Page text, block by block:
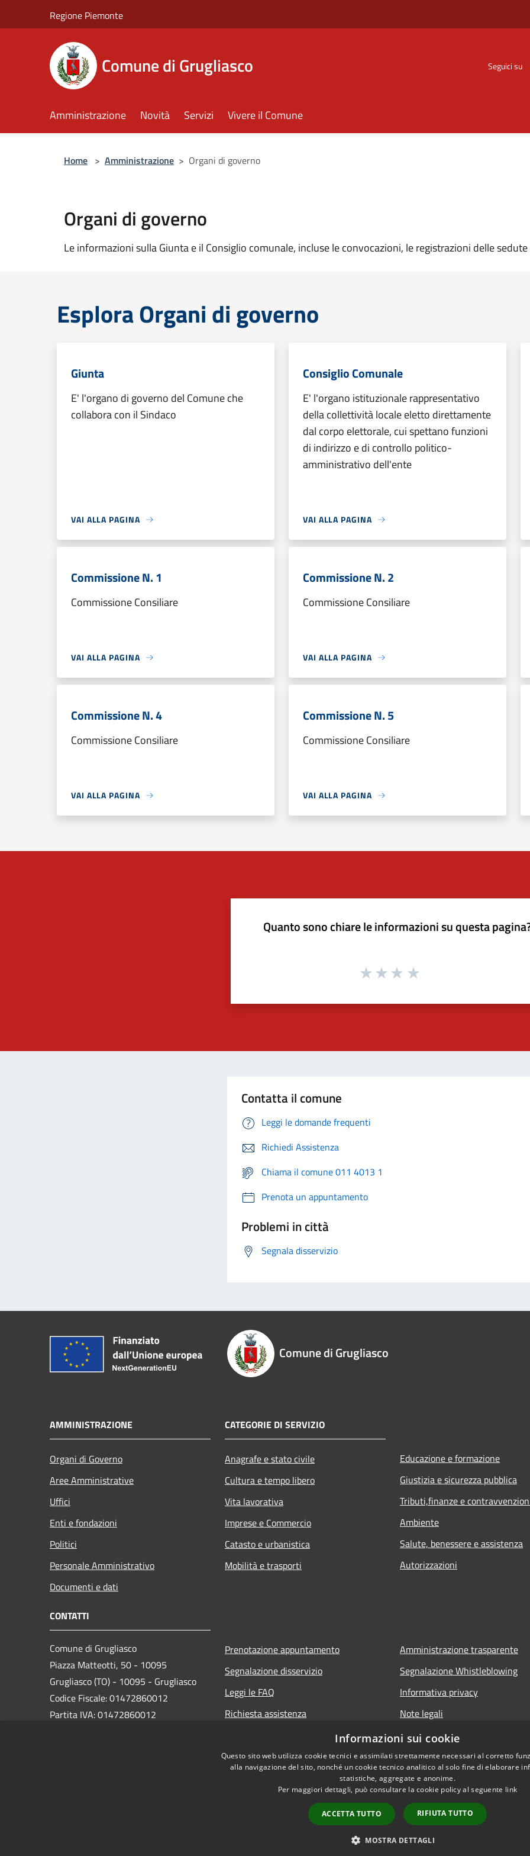
Regione Piemonte
Comune di Grugliasco Seguici su
Amministrazione Novità Servizi Vivere il Comune
Home > Amministrazione > Organi di governo
Organi di governo
Le informazioni sulla Giunta e il Consiglio comunale, incluse le convocazioni, le registrazioni delle
Esplora Organi di governo
Giunta
E' l'organo di governo del Comune che
collabora con il Sindaco
VAI ALLA PAGINA
Consiglio Comunale
E' l'organo istituzionale rappresentativo
della collettività locale eletto direttamente
dal corpo elettorale, cui spettano funzioni
di indirizzo e di controllo politico-
amministrativo dell'ente
VAI ALLA PAGINA
Commissione N. 1
Commissione Consiliare
VAI ALLA PAGINA
Commissione N. 2
Commissione Consiliare
VAI ALLA PAGINA
Commissione N. 4
Commissione Consiliare
VAI ALLA PAGINA
Commissione N. 5
Commissione Consiliare
VAI ALLA PAGINA
Quanto sono chiare le informazioni su questa
Contatta il comune
Leggi le domande frequenti
Richiedi Assistenza
Chiama il comune 011 4013 1
Prenota un appuntamento
Problemi in città
Segnala disservizio
Comune di Grugliasco
AMMINISTRAZIONE
Organi di Governo
Aree Amministrative
Uffici
Enti e fondazioni
Politici
Personale Amministrativo
Documenti e dati
CATEGORIE DI SERVIZIO
Anagrafe e stato civile
Cultura e tempo libero
Vita lavorativa
Imprese e Commercio
Catasto e urbanistica
Mobilità e trasporti
Educazione e formazione
Giustizia e sicurezza pubblica
Tributi,finanze e
Ambiente
Salute, benessere e assistenza
Autorizzazioni
CONTATTI
Comune di Grugliasco
Piazza Matteotti, 50 - 10095
Grugliasco (TO) - 10095 - Grugliasco
Codice Fiscale: 01472860012
Partita IVA: 01472860012
Prenotazione appuntamento
Segnalazione disservizio
Leggi le FAQ
Richiesta assistenza
Amministrazione trasparente
Segnalazione Whistleblowing
Informativa privacy
Note legali
Dichiarazione di accessibilità
Copyright © 2020
Informazioni sui cookie
Questo sito web utilizza cookie tecnici e assimilati strettamente necessari al corretto
alla navigazione del sito, nonché un cookie tecnico analitico al solo fine di elaborare
statistiche, aggregate e anonime.
Per maggiori dettagli, può consultare la cookie policy al seguente link
ACCETTA TUTTO RIFIUTA TUTTO
MOSTRA DETTAGLI